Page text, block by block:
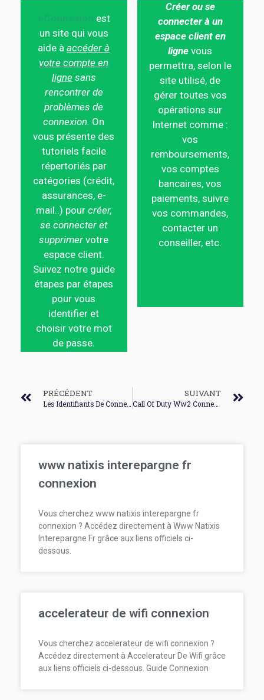
est
un site qui vous
aide àaccéder à
votre compte en
ligne sans
rencontrer de
problèmes de
connexion. On
vous présente des
tutoriels facile
répertoriés par
catégories (crédit,
assurances, e-
mail..) pour créer,
se connecter et
supprimer votre
espace client.
Suivez notre guide
étapes par étapes
pour vous
identifier et
choisir votre mot
de passe.
Créer ou se
connecter à un
espace client en
ligne vous
permettra, selon le
site utilisé, de
gérer toutes vos
opérations sur
Internet comme :
vos
remboursements,
vos comptes
bancaires, vos
paiements, suivre
vos commandes,
contacter un
conseiller, etc.
PRÉCÉDENT SUIVANT
Call Of Duty Ww2 Connexion
www natixis interepargne fr
connexion
Vous cherchez www natixis interepargne fr
connexion ? Accédez directement à Www Natixis
Interepargne Fr grâce aux liens officiels ci-
dessous.
accelerateur de wifi connexion
Vous cherchez accelerateur de wifi connexion ?
Accédez directement à Accelerateur De Wifi grâce
aux liens officiels ci-dessous. Guide Connexion